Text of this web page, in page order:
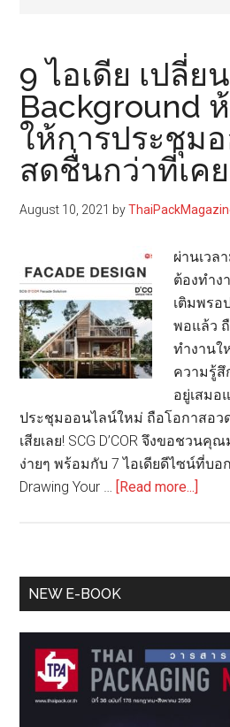
9 ไอเดีย เปลี่ยน
Background
ให้การประชุม
สดชื่นกว่าที่เคย
August 10, 2021 by
ผ่านเวล
ต้องทำง
เติมพรอ
พอแล้ว
ทำงานใ
ความรู้สึ
อยู่เสมอ
ประชุมออนไลน์ใหม่ ถือโอกาสอว
เสียเลย! SCG D’COR จึงขอชวน
ง่ายๆ พร้อมกับ 7 ไอเดียดีไซน์ที่บ
Drawing Your …
[Read more...]
เปลี่
ใหม่
ให้ก
ประ
Primary
NEW E-BOOK